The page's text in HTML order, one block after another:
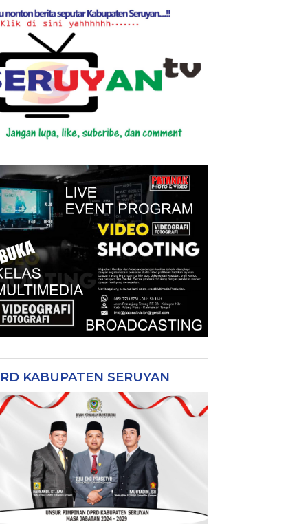
KABUPATEN SERUYAN